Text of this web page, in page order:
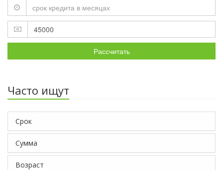
Рассчитать
Часто ищут
Срок
Сумма
Возраст